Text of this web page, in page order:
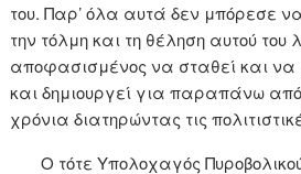
του. Παρ’ όλα αυτά δεν μπόρεσε
την τόλμη και τη θέληση αυτού του
αποφασισμένος να σταθεί και να
και δημιουργεί για παραπάνω από
χρόνια διατηρώντας τις
Ο τότε Υπολοχαγός Πυροβολικού